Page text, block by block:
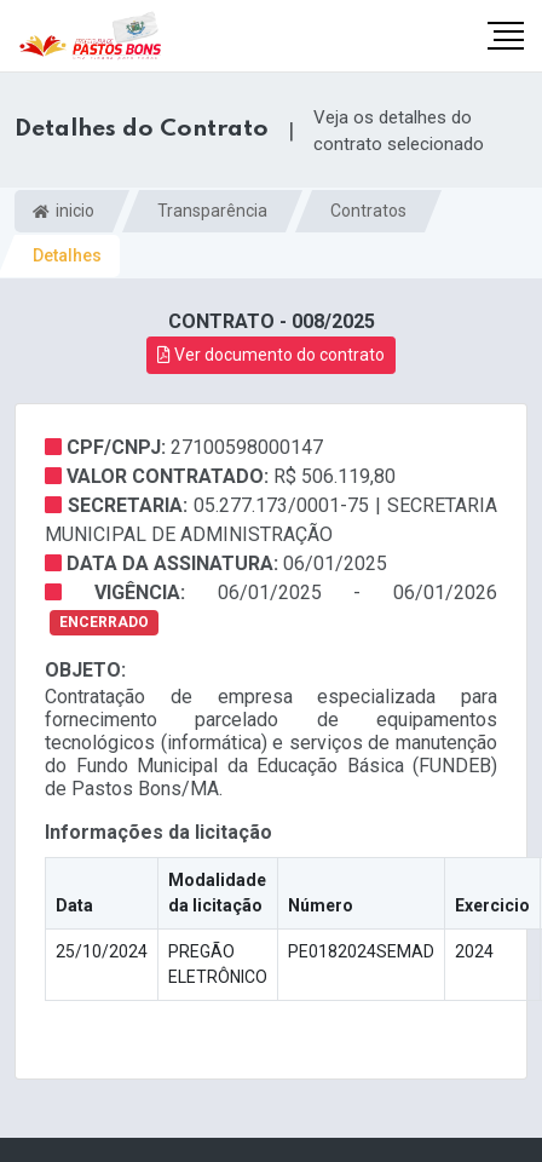
Detalhes do Contrato |
Veja os detalhes do
contrato selecionado
inicio Transparência Contratos
Detalhes
CONTRATO - 008/2025
Ver documento do contrato
CPF/CNPJ: 27100598000147
VALOR CONTRATADO: R$ 506.119,80
SECRETARIA: 05.277.173/0001-75 | SECRETARIA
MUNICIPAL DE ADMINISTRAÇÃO
DATA DA ASSINATURA: 06/01/2025
VIGÊNCIA: 06/01/2025 - 06/01/2026
ENCERRADO
OBJETO:
Contratação de empresa especializada para
fornecimento parcelado de equipamentos
tecnológicos (informática) e serviços de manutenção
do Fundo Municipal da Educação Básica (FUNDEB)
de Pastos Bons/MA.
Informações da licitação
Data
Modalidade
da licitação
Número Exercicio
25/10/2024
PREGÃO
ELETRÔNICO
PE0182024SEMAD 2024